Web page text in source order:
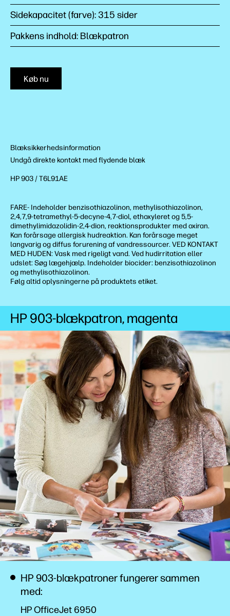
Sidekapacitet (farve): 315 sider
Pakkens indhold: Blækpatron
Køb nu
Blæksikkerhedsinformation
Undgå direkte kontakt med flydende blæk
HP 903 / T6L91AE
FARE- Indeholder benzisothiazolinon, methylisothiazolinon,
2,4,7,9-tetramethyl-5-decyne-4,7-diol, ethoxyleret og 5,5-
dimethylimidazolidin-2,4-dion, reaktionsprodukter med oxiran.
Kan forårsage allergisk hudreaktion. Kan forårsage meget
langvarig og diffus forurening af vandressourcer. VED KONTAKT
MED HUDEN: Vask med rigeligt vand. Ved hudirritation eller
udslet: Søg lægehjælp. Indeholder biocider: benzisothiazolinon
og methylisothiazolinon.
Følg altid oplysningerne på produktets etiket.
HP 903-blækpatron, magenta
HP 903-blækpatroner fungerer sammen
med:
HP OfficeJet 6950